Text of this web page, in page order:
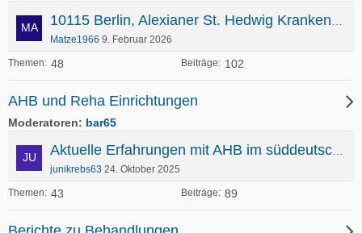
Themen 48 Beiträge 102
Matze1966 9. Februar 2026
AHB und Reha Einrichtungen
Moderatoren bar65
Themen 43 Beiträge 89
junikrebs63 24. Oktober 2025